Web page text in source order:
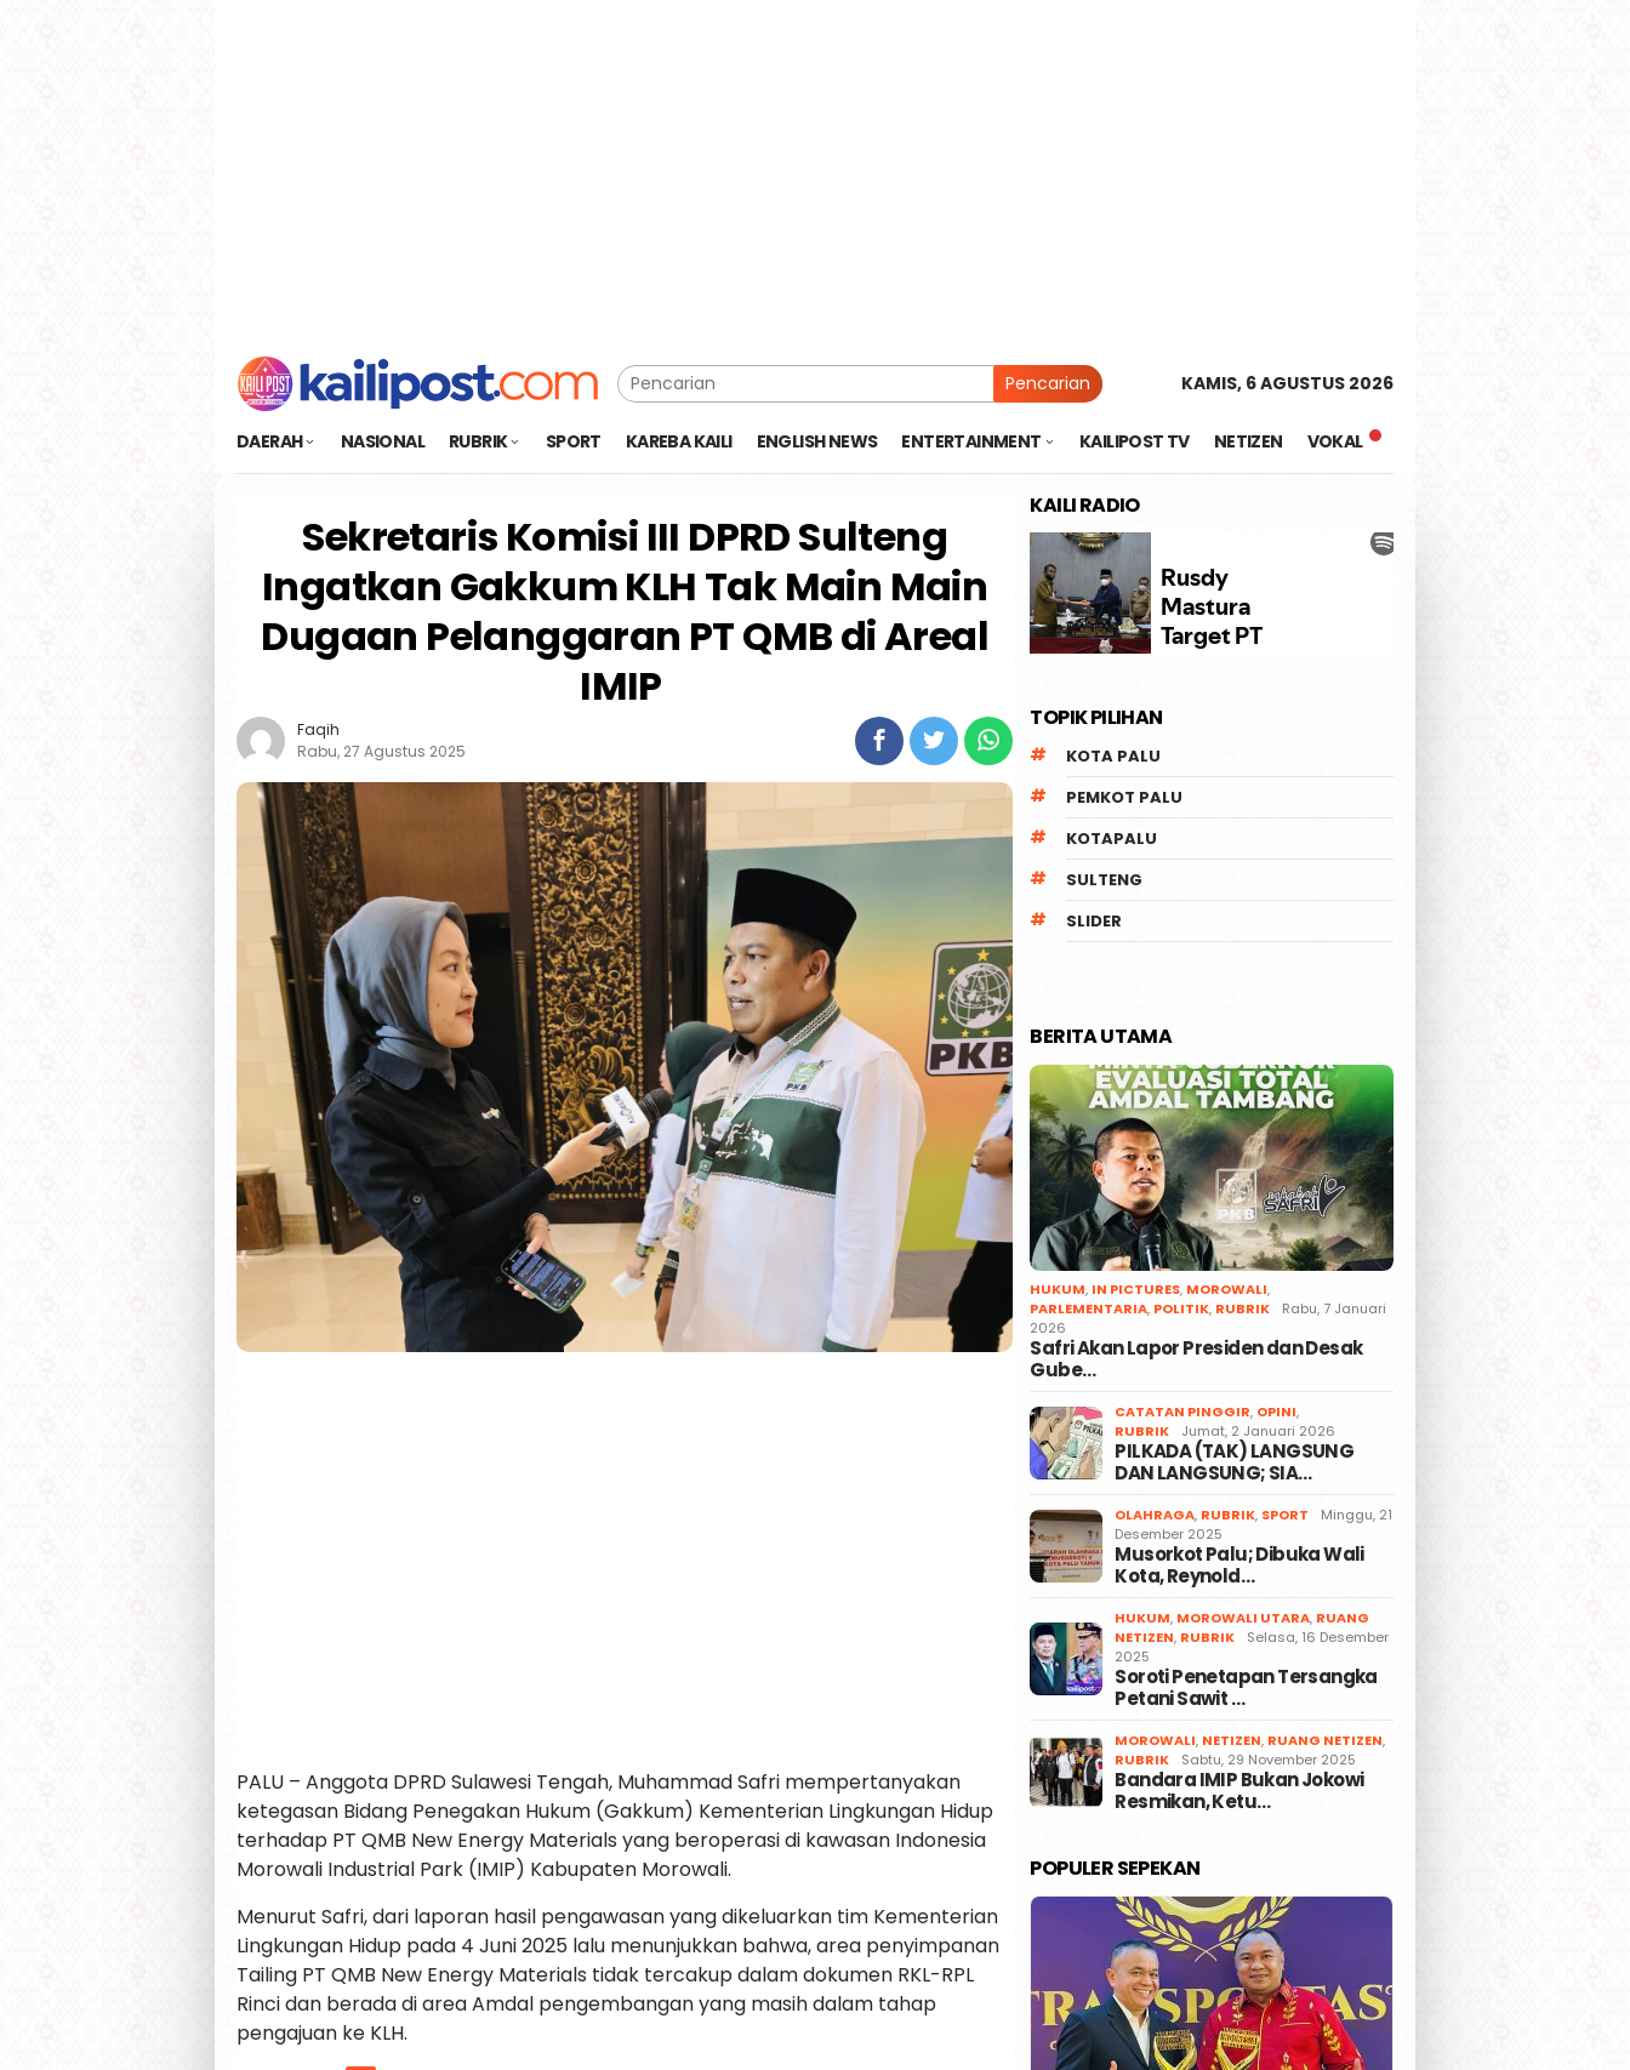
Pencarian KAMIS, 6 AGUSTUS 2026
DAERAH NASIONAL RUBRIK SPORT KAREBA KAILI ENGLISH NEWS ENTERTAINMENT KAILIPOST TV NETIZEN VOKAL
Sekretaris Komisi III DPRD Sulteng
Ingatkan Gakkum KLH Tak Main Main
Dugaan Pelanggaran PT QMB di Areal
IMIP
Faqih
Rabu, 27 Agustus 2025
PALU – Anggota DPRD Sulawesi Tengah, Muhammad Safri mempertanyakan
ketegasan Bidang Penegakan Hukum (Gakkum) Kementerian Lingkungan Hidup
terhadap PT QMB New Energy Materials yang beroperasi di kawasan Indonesia
Morowali Industrial Park (IMIP) Kabupaten Morowali.
Menurut Safri, dari laporan hasil pengawasan yang dikeluarkan tim Kementerian
Lingkungan Hidup pada 4 Juni 2025 lalu menunjukkan bahwa, area penyimpanan
Tailing PT QMB New Energy Materials tidak tercakup dalam dokumen RKL-RPL
Rinci dan berada di area Amdal pengembangan yang masih dalam tahap
pengajuan ke KLH.
KAILI RADIO
TOPIK PILIHAN
KOTA PALU
PEMKOT PALU
KOTAPALU
SULTENG
SLIDER
BERITA UTAMA
HUKUM, IN PICTURES, MOROWALI,
PARLEMENTARIA, POLITIK, RUBRIK
Rabu, 7 Januari
2026
Safri Akan Lapor Presiden dan Desak
Gube…
CATATAN PINGGIR, OPINI,
RUBRIK
Jumat, 2 Januari 2026
PILKADA (TAK) LANGSUNG
DAN LANGSUNG; SIA…
OLAHRAGA, RUBRIK, SPORT
Minggu, 21
Desember 2025
Musorkot Palu; Dibuka Wali
Kota, Reynold…
HUKUM, MOROWALI UTARA, RUANG
NETIZEN, RUBRIK
Selasa, 16 Desember
2025
Soroti Penetapan Tersangka
Petani Sawit …
MOROWALI, NETIZEN, RUANG NETIZEN,
RUBRIK
Sabtu, 29 November 2025
Bandara IMIP Bukan Jokowi
Resmikan, Ketu…
POPULER SEPEKAN